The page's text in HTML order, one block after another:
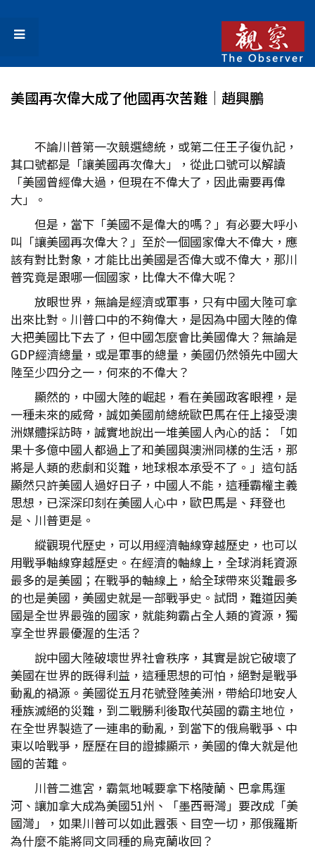
美國再次偉大成了他國再次苦難│趙興鵬
不論川普第一次競選總統，或第二任王子復仇記，
其口號都是「讓美國再次偉大」，從此口號可以解讀
「美國曾經偉大過，但現在不偉大了，因此需要再偉
大」。
但是，當下「美國不是偉大的嗎？」有必要大呼小
叫「讓美國再次偉大？」至於一個國家偉大不偉大，應
該有對比對象，才能比出美國是否偉大或不偉大，那川
普究竟是跟哪一個國家，比偉大不偉大呢？
放眼世界，無論是經濟或軍事，只有中國大陸可拿
出來比對。川普口中的不夠偉大，是因為中國大陸的偉
大把美國比下去了，但中國怎麼會比美國偉大？無論是
GDP經濟總量，或是軍事的總量，美國仍然領先中國大
陸至少四分之一，何來的不偉大？
顯然的，中國大陸的崛起，看在美國政客眼裡，是
一種未來的威脅，誠如美國前總統歐巴馬在任上接受澳
洲媒體採訪時，誠實地說出一堆美國人內心的話：「如
果十多億中國人都過上了和美國與澳洲同樣的生活，那
將是人類的悲劇和災難，地球根本承受不了。」這句話
顯然只許美國人過好日子，中國人不能，這種霸權主義
思想，已深深印刻在美國人心中，歐巴馬是、拜登也
是、川普更是。
縱觀現代歷史，可以用經濟軸線穿越歷史，也可以
用戰爭軸線穿越歷史。在經濟的軸線上，全球消耗資源
最多的是美國；在戰爭的軸線上，給全球帶來災難最多
的也是美國，美國史就是一部戰爭史。試問，難道因美
國是全世界最強的國家，就能夠霸占全人類的資源，獨
享全世界最優渥的生活？
說中國大陸破壞世界社會秩序，其實是說它破壞了
美國在世界的既得利益，這種思想的可怕，絕對是戰爭
動亂的禍源。美國從五月花號登陸美洲，帶給印地安人
種族滅絕的災難，到二戰勝利後取代英國的霸主地位，
在全世界製造了一連串的動亂，到當下的俄烏戰爭、中
東以哈戰爭，歷歷在目的證據顯示，美國的偉大就是他
國的苦難。
川普二進宮，霸氣地喊要拿下格陵蘭、巴拿馬運
河、讓加拿大成為美國51州、「墨西哥灣」要改成「美
國灣」，如果川普可以如此囂張、目空一切，那俄羅斯
為什麼不能將同文同種的烏克蘭收回？